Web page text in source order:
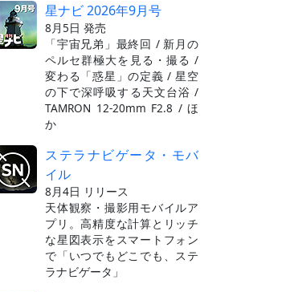
星ナビ 2026年9月号
8月5日 発売
「宇宙兄弟」最終回 / 新月の
ペルセ群極大を見る・撮る /
変わる「惑星」の定義 / 星空
の下で深呼吸する天文台浴 /
TAMRON 12-20mm F2.8 / ほ
か
ステラナビゲータ・モバ
イル
8月4日 リリース
天体観察・撮影用モバイルア
プリ。高精度な計算とリッチ
な星図表示をスマートフォン
で「いつでもどこでも、ステ
ラナビゲータ」